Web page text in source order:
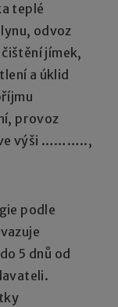
teplé
odvoz
jímek,
a úklid
provoz
ve výši ………..,
podle
5 dnů od